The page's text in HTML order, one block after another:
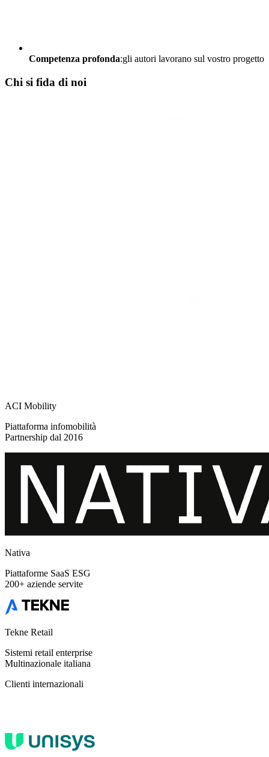
Competenza profonda:gli autori lavorano sul vostro progetto
Chi si fida di noi
ACI Mobility
Piattaforma infomobilità
Partnership dal 2016
Nativa
Piattaforme SaaS ESG
200+ aziende servite
Tekne Retail
Sistemi retail enterprise
Multinazionale italiana
Clienti internazionali